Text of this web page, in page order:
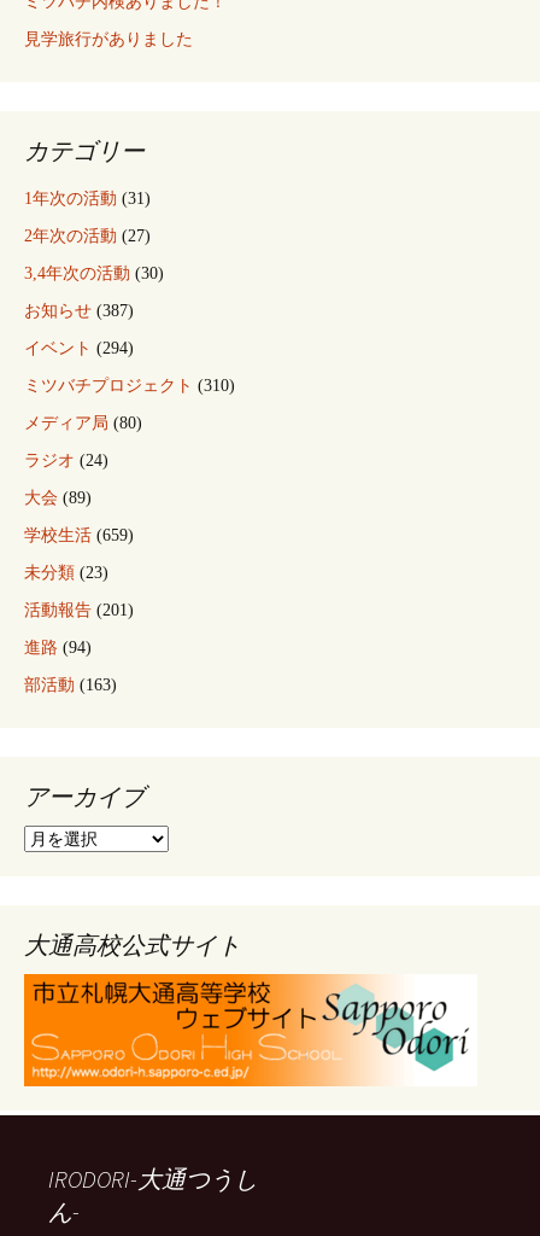
シ
ン
見学旅行がありました
カテゴリー
1年次の活動 (31)
2年次の活動 (27)
3,4年次の活動 (30)
お知らせ (387)
イベント (294)
ミツバチプロジェクト (310)
メディア局 (80)
ラジオ (24)
大会 (89)
学校生活 (659)
未分類 (23)
活動報告 (201)
進路 (94)
部活動 (163)
アーカイブ
ア
ブ
大通高校公式サイト
IRODORI-大通つうし
ん-